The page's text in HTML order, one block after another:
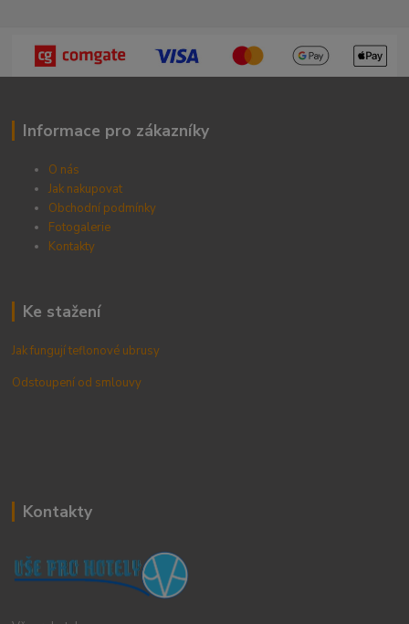
Informace pro zákazníky
O nás
Jak nakupovat
Obchodní podmínky
Fotogalerie
Kontakty
Ke stažení
Jak fungují teflonové ubrusy
Odstoupení od smlouvy
Kontakty